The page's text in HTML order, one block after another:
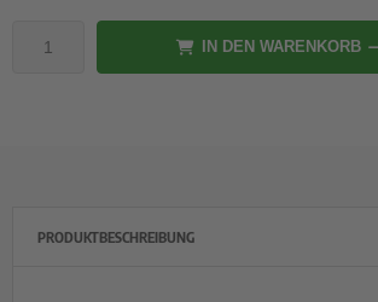
IN DEN WARENKORB
PRODUKTBESCHREIBUNG